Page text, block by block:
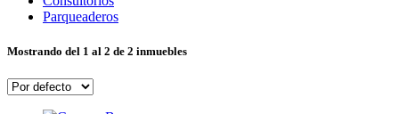
Parqueaderos
Mostrando del 1 al 2 de 2 inmuebles